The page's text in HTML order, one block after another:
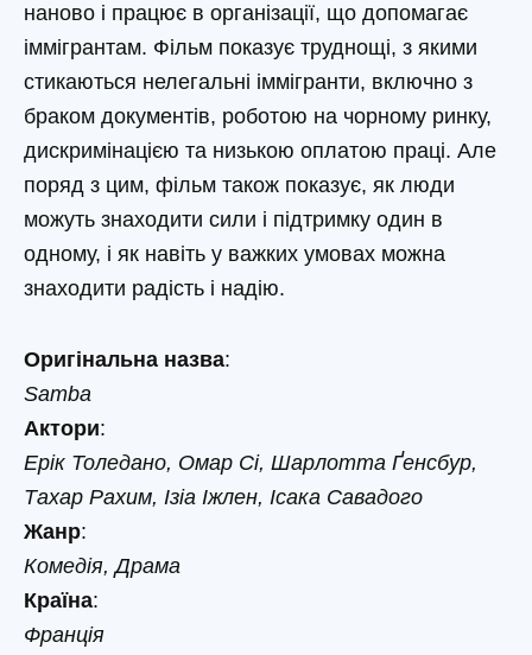
наново і працює в організації, що допомагає
іммігрантам. Фільм показує труднощі, з якими
стикаються нелегальні іммігранти, включно з
браком документів, роботою на чорному ринку,
дискримінацією та низькою оплатою праці. Але
поряд з цим, фільм також показує, як люди
можуть знаходити сили і підтримку один в
одному, і як навіть у важких умовах можна
знаходити радість і надію.
Оригінальна назва:
Samba
Актори:
Ерік Толедано, Омар Сі, Шарлотта Ґенсбур,
Тахар Рахим, Ізіа Іжлен, Ісака Савадого
Жанр:
Комедія, Драма
Країна:
Франція